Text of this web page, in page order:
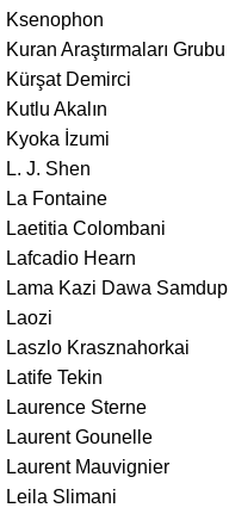
Ksenophon
Kuran Araştırmaları Grubu
Kürşat Demirci
Kutlu Akalın
Kyoka İzumi
L. J. Shen
La Fontaine
Laetitia Colombani
Lafcadio Hearn
Lama Kazi Dawa Samdup
Laozi
Laszlo Krasznahorkai
Latife Tekin
Laurence Sterne
Laurent Gounelle
Laurent Mauvignier
Leila Slimani